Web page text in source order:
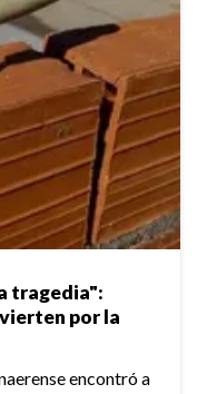
tragedia":
por la
encontró a